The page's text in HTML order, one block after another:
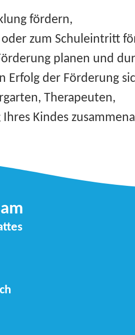
fördern,
zum Schuleintritt
planen und
der Förderung
Therapeuten,
Kindes